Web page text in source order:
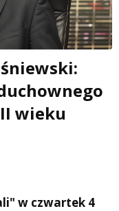
wieku
w czwartek 4